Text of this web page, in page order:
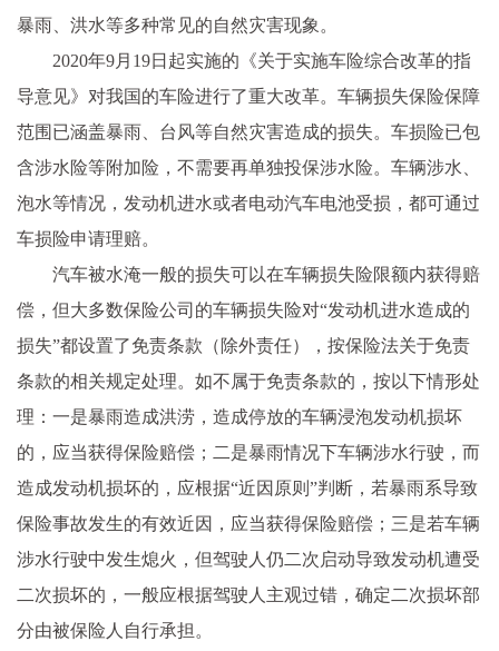
暴雨、洪水等多种常见的自然灾害现象。
2020年9月19日起实施的《关于实施车险综合改革的指
导意见》对我国的车险进行了重大改革。车辆损失保险保障
范围已涵盖暴雨、台风等自然灾害造成的损失。车损险已包
含涉水险等附加险，不需要再单独投保涉水险。车辆涉水、
泡水等情况，发动机进水或者电动汽车电池受损，都可通过
车损险申请理赔。
汽车被水淹一般的损失可以在车辆损失险限额内获得赔
偿，但大多数保险公司的车辆损失险对“发动机进水造成的
损失”都设置了免责条款（除外责任），按保险法关于免责
条款的相关规定处理。如不属于免责条款的，按以下情形处
理：一是暴雨造成洪涝，造成停放的车辆浸泡发动机损坏
的，应当获得保险赔偿；二是暴雨情况下车辆涉水行驶，而
造成发动机损坏的，应根据“近因原则”判断，若暴雨系导致
保险事故发生的有效近因，应当获得保险赔偿；三是若车辆
涉水行驶中发生熄火，但驾驶人仍二次启动导致发动机遭受
二次损坏的，一般应根据驾驶人主观过错，确定二次损坏部
分由被保险人自行承担。